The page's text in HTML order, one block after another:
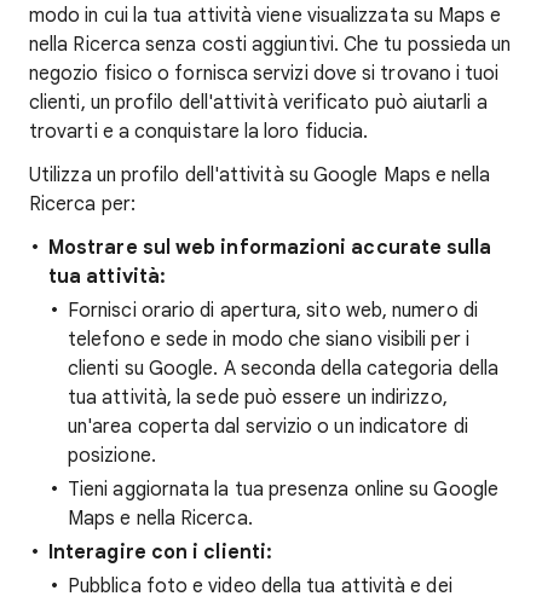
modo in cui la tua attività viene visualizzata su Maps e
nella Ricerca senza costi aggiuntivi. Che tu possieda un
negozio fisico o fornisca servizi dove si trovano i tuoi
clienti, un profilo dell'attività verificato può aiutarli a
trovarti e a conquistare la loro fiducia.
Utilizza un profilo dell'attività su Google Maps e nella
Ricerca per:
Mostrare sul web informazioni accurate sulla
tua attività:
Fornisci orario di apertura, sito web, numero di
telefono e sede in modo che siano visibili per i
clienti su Google. A seconda della categoria della
tua attività, la sede può essere un indirizzo,
un'area coperta dal servizio o un indicatore di
posizione.
Tieni aggiornata la tua presenza online su Google
Maps e nella Ricerca.
Interagire con i clienti:
Pubblica foto e video della tua attività e dei